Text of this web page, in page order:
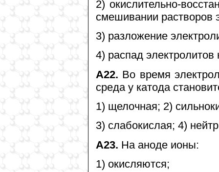
2) окислительно-
смешивании растворов
3) разложение
4) распад
А22. Во время
среда у катода
1) щелочная; 2)
3) слабокислая; 4)
А23. На аноде ионы:
1) окисляются;